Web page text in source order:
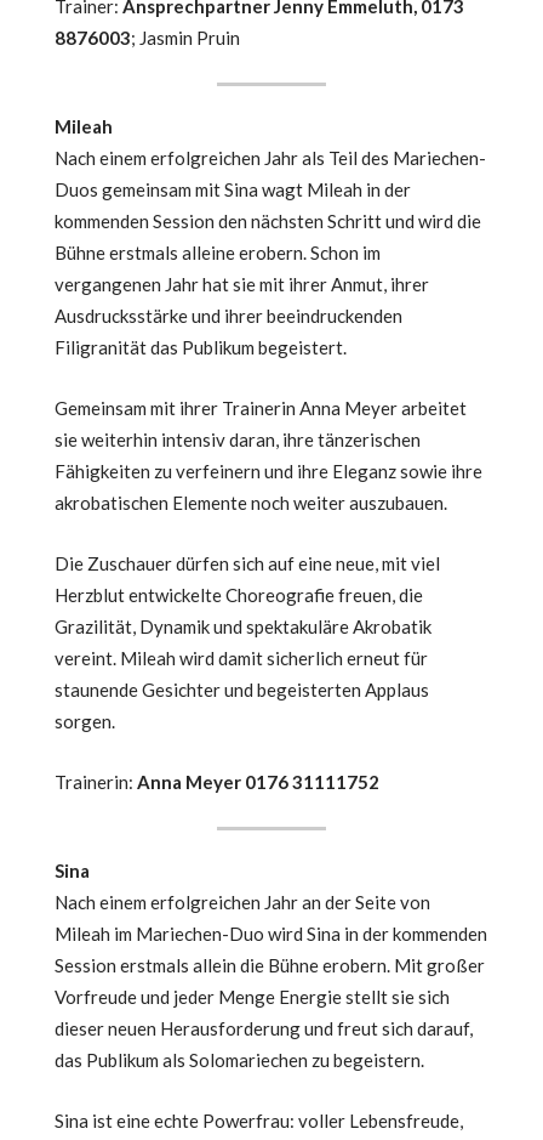
Trainer: Ansprechpartner Jenny Emmeluth, 0173
8876003; Jasmin Pruin
Mileah
Nach einem erfolgreichen Jahr als Teil des Mariechen-
Duos gemeinsam mit Sina wagt Mileah in der
kommenden Session den nächsten Schritt und wird die
Bühne erstmals alleine erobern. Schon im
vergangenen Jahr hat sie mit ihrer Anmut, ihrer
Ausdrucksstärke und ihrer beeindruckenden
Filigranität das Publikum begeistert.
Gemeinsam mit ihrer Trainerin Anna Meyer arbeitet
sie weiterhin intensiv daran, ihre tänzerischen
Fähigkeiten zu verfeinern und ihre Eleganz sowie ihre
akrobatischen Elemente noch weiter auszubauen.
Die Zuschauer dürfen sich auf eine neue, mit viel
Herzblut entwickelte Choreografie freuen, die
Grazilität, Dynamik und spektakuläre Akrobatik
vereint. Mileah wird damit sicherlich erneut für
staunende Gesichter und begeisterten Applaus
sorgen.
Trainerin: Anna Meyer 0176 31111752
Sina
Nach einem erfolgreichen Jahr an der Seite von
Mileah im Mariechen-Duo wird Sina in der kommenden
Session erstmals allein die Bühne erobern. Mit großer
Vorfreude und jeder Menge Energie stellt sie sich
dieser neuen Herausforderung und freut sich darauf,
das Publikum als Solomariechen zu begeistern.
Sina ist eine echte Powerfrau: voller Lebensfreude,